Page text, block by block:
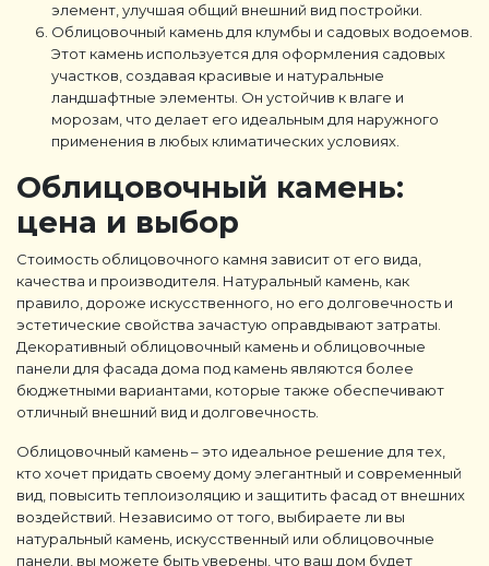
элемент, улучшая общий внешний вид постройки.
Облицовочный камень для клумбы и садовых водоемов.
Этот камень используется для оформления садовых
участков, создавая красивые и натуральные
ландшафтные элементы. Он устойчив к влаге и
морозам, что делает его идеальным для наружного
применения в любых климатических условиях.
Облицовочный камень:
цена и выбор
Стоимость облицовочного камня зависит от его вида,
качества и производителя. Натуральный камень, как
правило, дороже искусственного, но его долговечность и
эстетические свойства зачастую оправдывают затраты.
Декоративный облицовочный камень и облицовочные
панели для фасада дома под камень являются более
бюджетными вариантами, которые также обеспечивают
отличный внешний вид и долговечность.
Облицовочный камень – это идеальное решение для тех,
кто хочет придать своему дому элегантный и современный
вид, повысить теплоизоляцию и защитить фасад от внешних
воздействий. Независимо от того, выбираете ли вы
натуральный камень, искусственный или облицовочные
панели, вы можете быть уверены, что ваш дом будет